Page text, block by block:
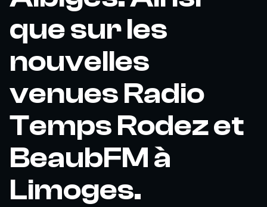
que sur les
nouvelles
venues Radio
Temps Rodez et
BeaubFM à
Limoges.